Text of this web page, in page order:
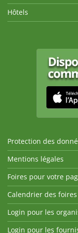
Hôtels
Protection des
Mentions légales
Foires pour votre
Calendrier des
Login pour les
Login pour les